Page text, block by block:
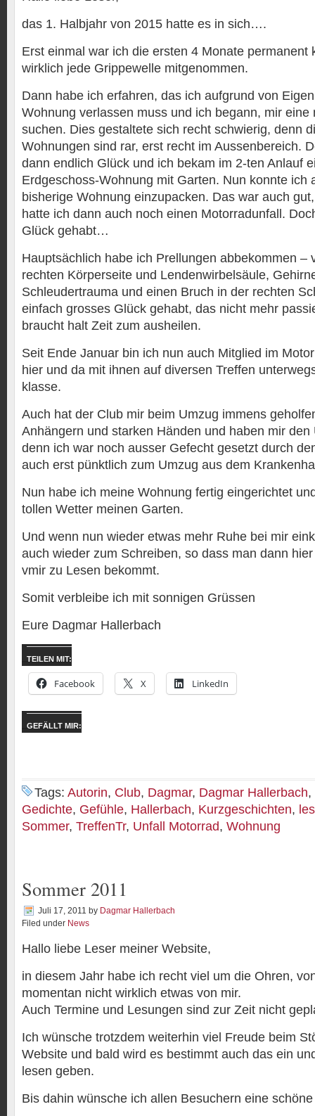
das 1. Halbjahr von 2015 hatte es in sich….
Erst einmal war ich die ersten 4 Monate permanent
wirklich jede Grippewelle mitgenommen.
Dann habe ich erfahren, das ich aufgrund von
Wohnung verlassen muss und ich begann, mir eine
suchen. Dies gestaltete sich recht schwierig, denn
Wohnungen sind rar, erst recht im Aussenbereich.
dann endlich Glück und ich bekam im 2-ten Anlauf
Erdgeschoss-Wohnung mit Garten. Nun konnte ich
bisherige Wohnung einzupacken. Das war auch
hatte ich dann auch noch einen Motorradunfall.
Glück gehabt…
Hauptsächlich habe ich Prellungen abbekommen –
rechten Körperseite und Lendenwirbelsäule,
Schleudertrauma und einen Bruch in der rechten
einfach grosses Glück gehabt, das nicht mehr
braucht halt Zeit zum ausheilen.
Seit Ende Januar bin ich nun auch Mitglied im
hier und da mit ihnen auf diversen Treffen
klasse.
Auch hat der Club mir beim Umzug immens
Anhängern und starken Händen und haben mir den
denn ich war noch ausser Gefecht gesetzt durch
auch erst pünktlich zum Umzug aus dem
Nun habe ich meine Wohnung fertig eingerichtet
tollen Wetter meinen Garten.
Und wenn nun wieder etwas mehr Ruhe bei mir
auch wieder zum Schreiben, so dass man dann
vmir zu Lesen bekommt.
Somit verbleibe ich mit sonnigen Grüssen
Eure Dagmar Hallerbach
TEILEN MIT:
Facebook X LinkedIn
GEFÄLLT MIR:
Tags: Autorin, Club, Dagmar, Dagmar Hallerbach,
Gedichte, Gefühle, Hallerbach, Kurzgeschichten,
Sommer, TreffenTr, Unfall Motorrad, Wohnung
Sommer 2011
Juli 17, 2011 by Dagmar Hallerbach
Filed under News
Hallo liebe Leser meiner Website,
in diesem Jahr habe ich recht viel um die Ohren,
momentan nicht wirklich etwas von mir.
Auch Termine und Lesungen sind zur Zeit nicht
Ich wünsche trotzdem weiterhin viel Freude beim
Website und bald wird es bestimmt auch das ein
lesen geben.
Bis dahin wünsche ich allen Besuchern eine